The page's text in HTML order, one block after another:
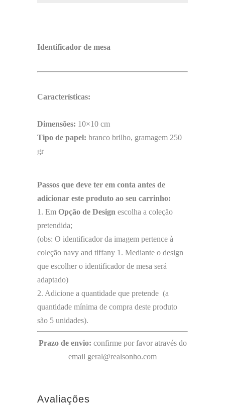
Identificador de mesa
Características:
Dimensões: 10×10 cm
Tipo de papel: branco brilho, gramagem 250
gr
Passos que deve ter em conta antes de
adicionar este produto ao seu carrinho:
1. Em Opção de Design escolha a coleção
pretendida;
(obs: O identificador da imagem pertence à
coleção navy and tiffany 1. Mediante o design
que escolher o identificador de mesa será
adaptado)
2. Adicione a quantidade que pretende (a
quantidade mínima de compra deste produto
são 5 unidades).
Prazo de envio: confirme por favor através do
email geral@realsonho.com
Avaliações